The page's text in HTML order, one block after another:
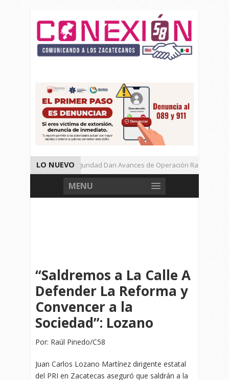
LO NUEVO
Autoridades de Seguridad Dan Avances de Operación Rastrillo.
Gran Festival de Música Electrónica en Festival Cultural de
MENU
“Saldremos a La Calle A
Defender La Reforma y
Convencer a la
Sociedad”: Lozano
Por: Raúl Pinedo/C58
Juan Carlos Lozano Martínez dirigente estatal
del PRI en Zacatecas aseguró que saldrán a la